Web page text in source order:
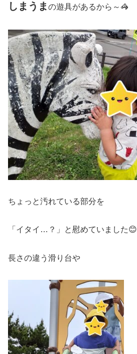
しまうま の遊具があるから～🦓
ちょっと汚れている部分を
「イタイ…？」と慰めていました😊
長さの違う滑り台や